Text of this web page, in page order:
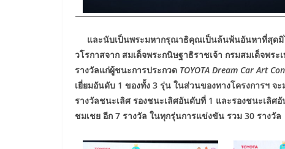
และนับเป็นพระมหากรุณาธิคุณเป็นล้นพ้นอันหาที่สุดมิไ
วโรกาสจาก สมเด็จพระกนิษฐาธิราชเจ้า กรมสมเด็จพ
รางวัลแก่ผู้ชนะการประกวด TOYOTA Dream Car Art
เยี่ยมอันดับ 1 ของทั้ง 3 รุ่น ในส่วนของทางโครงการฯ
รางวัลชนะเลิศ รองชนะเลิศอันดับที่ 1 และรองชนะเลิ
ชมเชย อีก 7 รางวัล ในทุกรุ่นการแข่งขัน รวม 30 รางวัล